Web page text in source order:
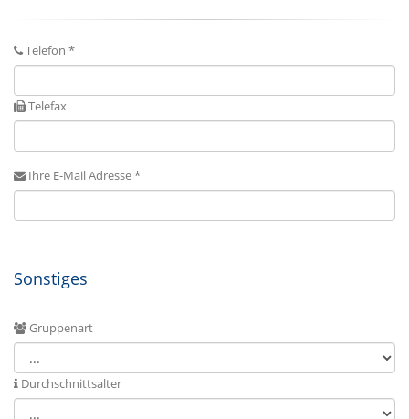
Telefon *
Telefax
Ihre E-Mail Adresse *
Sonstiges
Gruppenart
Durchschnittsalter